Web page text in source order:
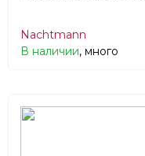
Nachtmann
В наличии, много